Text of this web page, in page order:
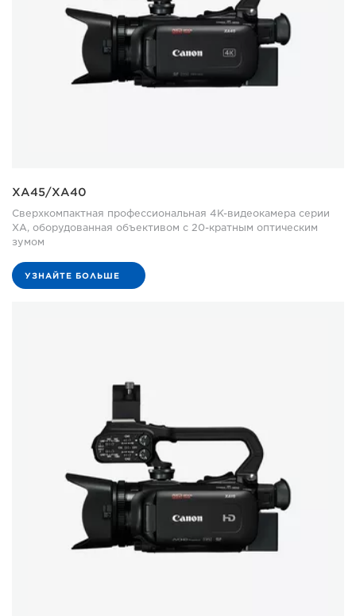
XA45/XA40
Сверхкомпактная профессиональная 4K-видеокамера серии
XA, оборудованная объективом с 20-кратным оптическим
зумом
УЗНАЙТЕ БОЛЬШЕ